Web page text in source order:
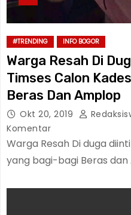
#TRENDING INFO BOGOR
Warga Resah Di
Timses Calon
Beras Dan Amplop
Okt 20, 2019
Komentar
Warga Resah Di duga
yang bagi-bagi Beras